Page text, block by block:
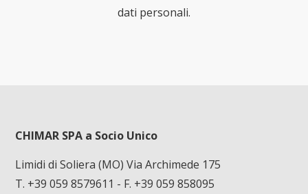
dati personali.
CHIMAR SPA a Socio Unico
Limidi di Soliera (MO) Via Archimede 175
T. +39 059 8579611 - F. +39 059 858095